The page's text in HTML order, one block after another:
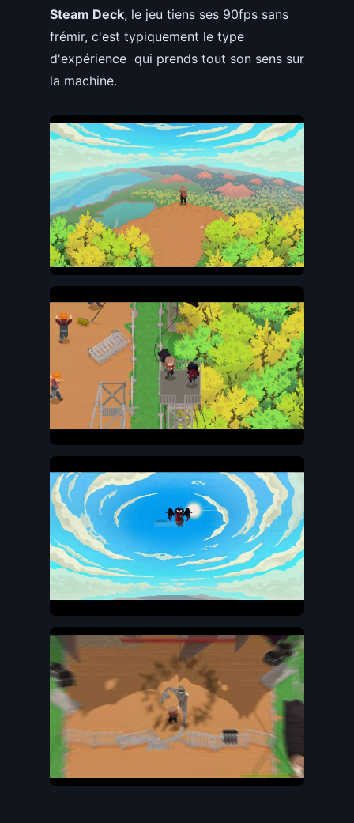
Steam Deck, le jeu tiens ses 90fps sans
frémir, c'est typiquement le type
d'expérience qui prends tout son sens sur
la machine.